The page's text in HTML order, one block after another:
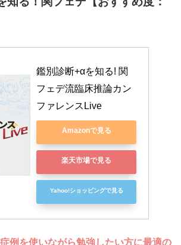
鑑別診断+αを知る! 関
フェデ流臨床推論カン
ファレンスLive
Amazonで見る
楽天市場で見る
Yahoo!ショッピングで見る
例を使いながら勉強したい方に最適の